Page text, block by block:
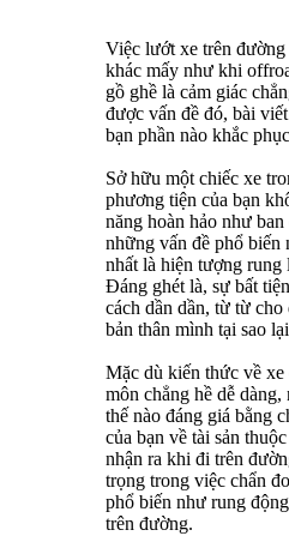
Việc lướt xe trên
khác mấy như khi
gồ ghề là cảm giác
được vấn đề đó, bài
bạn phần nào khắc
Sở hữu một chiếc xe
phương tiện của bạn
năng hoàn hảo như
những vấn đề phổ biến
nhất là hiện tượng
Đáng ghét là, sự bất
cách dần dần, từ từ
bản thân mình tại sao
Mặc dù kiến thức về xe
môn chẳng hề dễ
thế nào đáng giá bằng
của bạn về tài sản
nhận ra khi đi trên
trọng trong việc chẩn
phổ biến như rung
trên đường.